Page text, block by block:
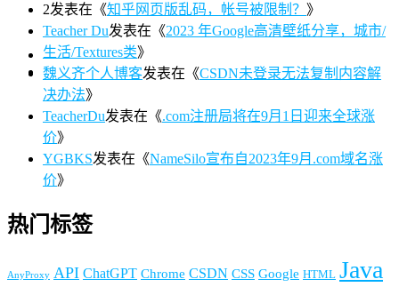
2发表在《知乎网页版乱码，帐号被限制？ 》
Teacher Du发表在《2023 年Google高清壁纸分享，城市/
生活/Textures类》
魏义齐个人博客发表在《CSDN未登录无法复制内容解
决办法》
TeacherDu发表在《.com注册局将在9月1日迎来全球涨
价》
YGBKS发表在《NameSilo宣布自2023年9月.com域名涨
价》
热门标签
AnyProxy API ChatGPT Chrome CSDN CSS Google HTML Java